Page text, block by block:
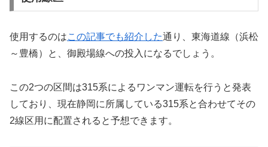
使用するのはこの記事でも紹介した通り、東海道線（浜松
～豊橋）と、御殿場線への投入になるでしょう。
この2つの区間は315系によるワンマン運転を行うと発表
しており、現在静岡に所属している315系と合わせてその
2線区用に配置されると予想できます。